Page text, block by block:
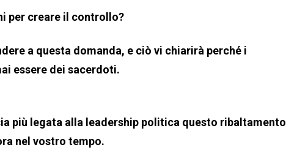
per creare il controllo?
a questa domanda, e ciò vi chiarirà perché i
essere dei sacerdoti.
più legata alla leadership politica questo ribaltamento
nel vostro tempo.